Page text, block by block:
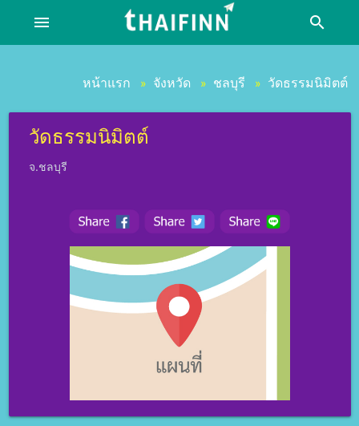
menu search
หน้าแรก » จังหวัด » ชลบุรี » วัดธรรมนิมิตต์
วัดธรรมนิมิตต์
จ.ชลบุรี